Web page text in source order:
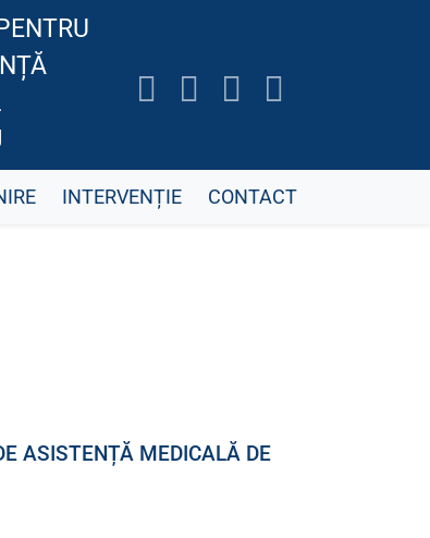
INTERVENȚIE CONTACT
ASISTENȚĂ MEDICALĂ DE